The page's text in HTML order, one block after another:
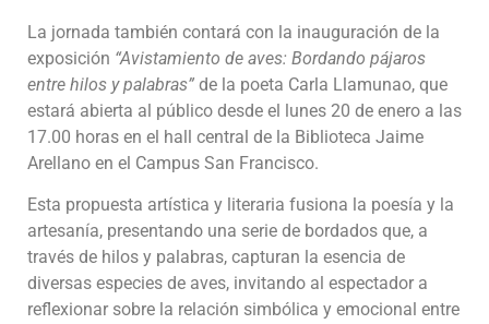
La jornada también contará con la inauguración de la
exposición “Avistamiento de aves: Bordando pájaros
entre hilos y palabras”de la poeta Carla Llamunao, que
estará abierta al público desde el lunes 20 de enero a las
17.00 horas en el hall central de la Biblioteca Jaime
Arellano en el Campus San Francisco.
Esta propuesta artística y literaria fusiona la poesía y la
artesanía, presentando una serie de bordados que, a
través de hilos y palabras, capturan la esencia de
diversas especies de aves, invitando al espectador a
reflexionar sobre la relación simbólica y emocional entre